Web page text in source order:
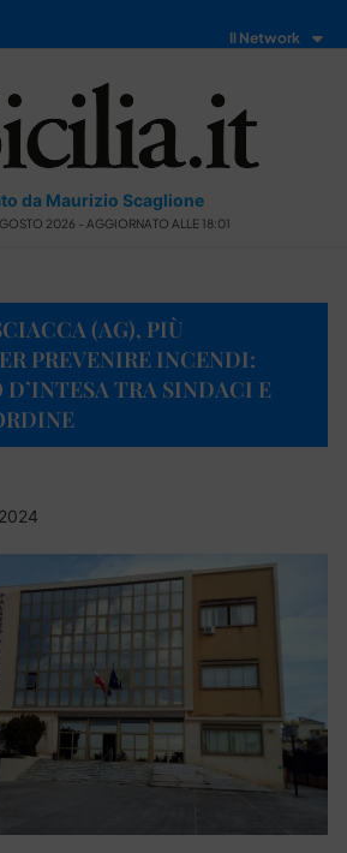
Il Network
da Maurizio Scaglione
2026 - AGGIORNATO ALLE 18:01
(AG), PIÙ
PREVENIRE INCENDI:
TRA SINDACI E